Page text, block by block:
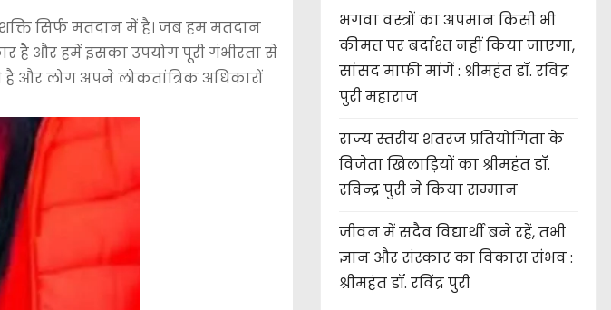
सिर्फ मतदान में है। जब हम मतदान
है और हमें इसका उपयोग पूरी गंभीरता से
है और लोग अपने लोकतांत्रिक अधिकारों
भगवा वस्त्रों का अपमान किसी भी
कीमत पर बर्दाश्त नहीं किया जाएगा,
सांसद माफी मांगें : श्रीमहंत डॉ. रविंद्र
पुरी महाराज
राज्य स्तरीय शतरंज प्रतियोगिता के
विजेता खिलाड़ियों का श्रीमहंत डॉ.
रविन्द्र पुरी ने किया सम्मान
जीवन में सदैव विद्यार्थी बने रहें, तभी
ज्ञान और संस्कार का विकास संभव :
श्रीमहंत डॉ. रविंद्र पुरी